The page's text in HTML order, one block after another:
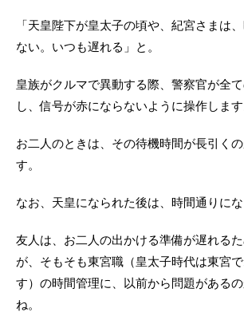
「天皇陛下が皇太子の頃や、紀宮さまは
ない。いつも遅れる」と。
皇族がクルマで異動する際、警察官が全
し、信号が赤にならないように操作します
お二人のときは、その待機時間が長引く
す。
なお、天皇になられた後は、時間通りにな
友人は、お二人の出かける準備が遅れる
が、そもそも東宮職（皇太子時代は東宮
す）の時間管理に、以前から問題がある
ね。